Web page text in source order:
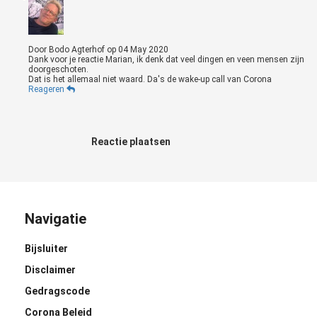
Door Bodo Agterhof op 04 May 2020
Dank voor je reactie Marian, ik denk dat veel dingen en veen mensen zijn
doorgeschoten.
Dat is het allemaal niet waard. Da's de wake-up call van Corona
Reageren
Reactie plaatsen
Navigatie
Bijsluiter
Disclaimer
Gedragscode
Corona Beleid